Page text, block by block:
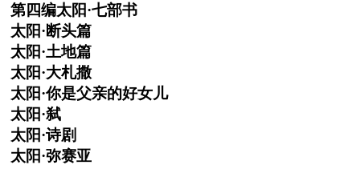
第四编太阳·七部书
太阳·断头篇
太阳·土地篇
太阳·大札撒
太阳·你是父亲的好女儿
太阳·弑
太阳·诗剧
太阳·弥赛亚